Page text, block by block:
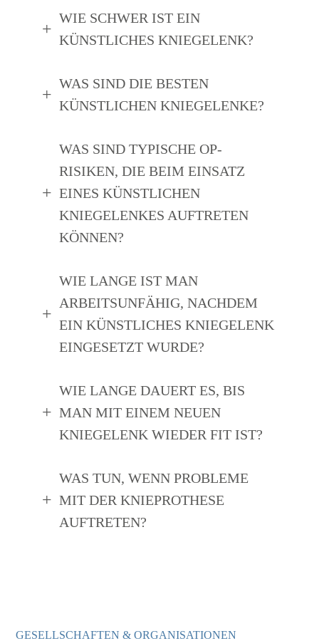
WIE SCHWER IST EIN
KÜNSTLICHES KNIEGELENK?
WAS SIND DIE BESTEN
KÜNSTLICHEN KNIEGELENKE?
WAS SIND TYPISCHE OP-
RISIKEN, DIE BEIM EINSATZ
EINES KÜNSTLICHEN
KNIEGELENKES AUFTRETEN
KÖNNEN?
WIE LANGE IST MAN
ARBEITSUNFÄHIG, NACHDEM
EIN KÜNSTLICHES KNIEGELENK
EINGESETZT WURDE?
WIE LANGE DAUERT ES, BIS
MAN MIT EINEM NEUEN
KNIEGELENK WIEDER FIT IST?
WAS TUN, WENN PROBLEME
MIT DER KNIEPROTHESE
AUFTRETEN?
GESELLSCHAFTEN & ORGANISATIONEN